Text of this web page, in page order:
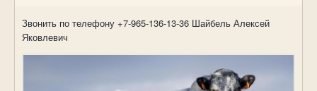
Звонить по телефону +7-965-136-13-36 Шайбель Алексей
Яковлевич